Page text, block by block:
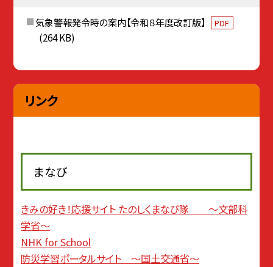
気象警報発令時の案内【令和８年度改訂版】 PDF
(264 KB)
リンク
まなび
きみの好き！応援サイト たのしくまなび隊 〜文部科
学省〜
NHK for School
防災学習ポータルサイト 〜国土交通省〜